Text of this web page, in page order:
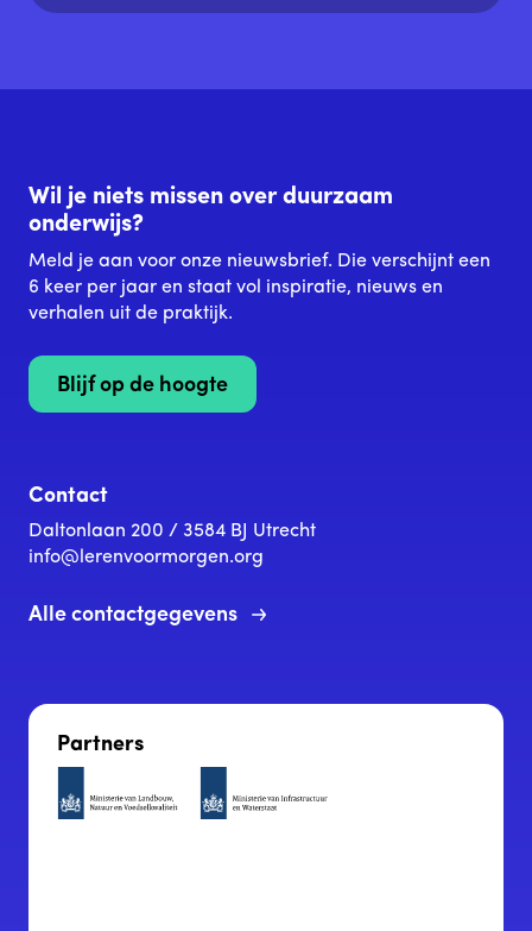
Wil je niets missen over duurzaam
onderwijs?
Meld je aan voor onze nieuwsbrief. Die verschijnt een
6 keer per jaar en staat vol inspiratie, nieuws en
verhalen uit de praktijk.
Blijf op de hoogte
Contact
Daltonlaan 200 / 3584 BJ Utrecht
info@lerenvoormorgen.org
Alle contactgegevens
Partners